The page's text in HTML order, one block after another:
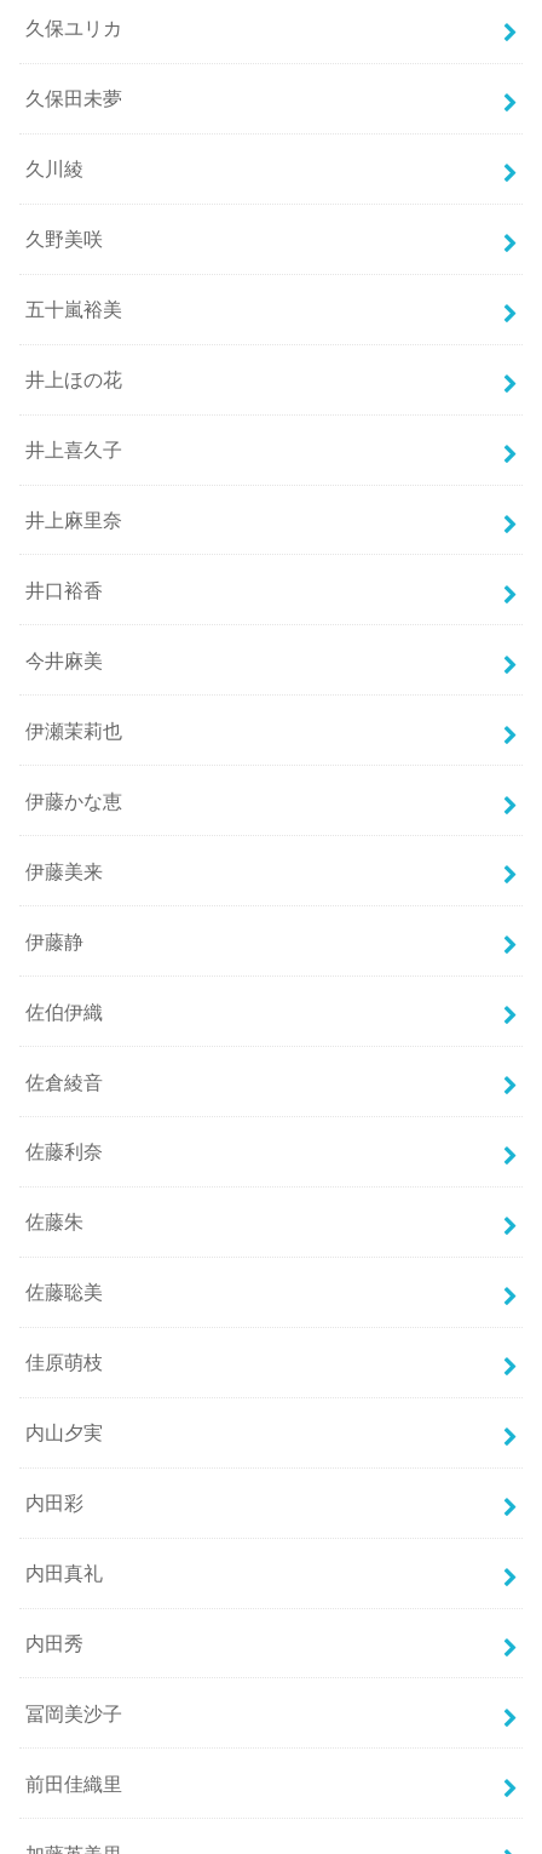
久保ユリカ
久保田未夢
久川綾
久野美咲
五十嵐裕美
井上ほの花
井上喜久子
井上麻里奈
井口裕香
今井麻美
伊瀬茉莉也
伊藤かな恵
伊藤美来
伊藤静
佐伯伊織
佐倉綾音
佐藤利奈
佐藤朱
佐藤聡美
佳原萌枝
内山夕実
内田彩
内田真礼
内田秀
冨岡美沙子
前田佳織里